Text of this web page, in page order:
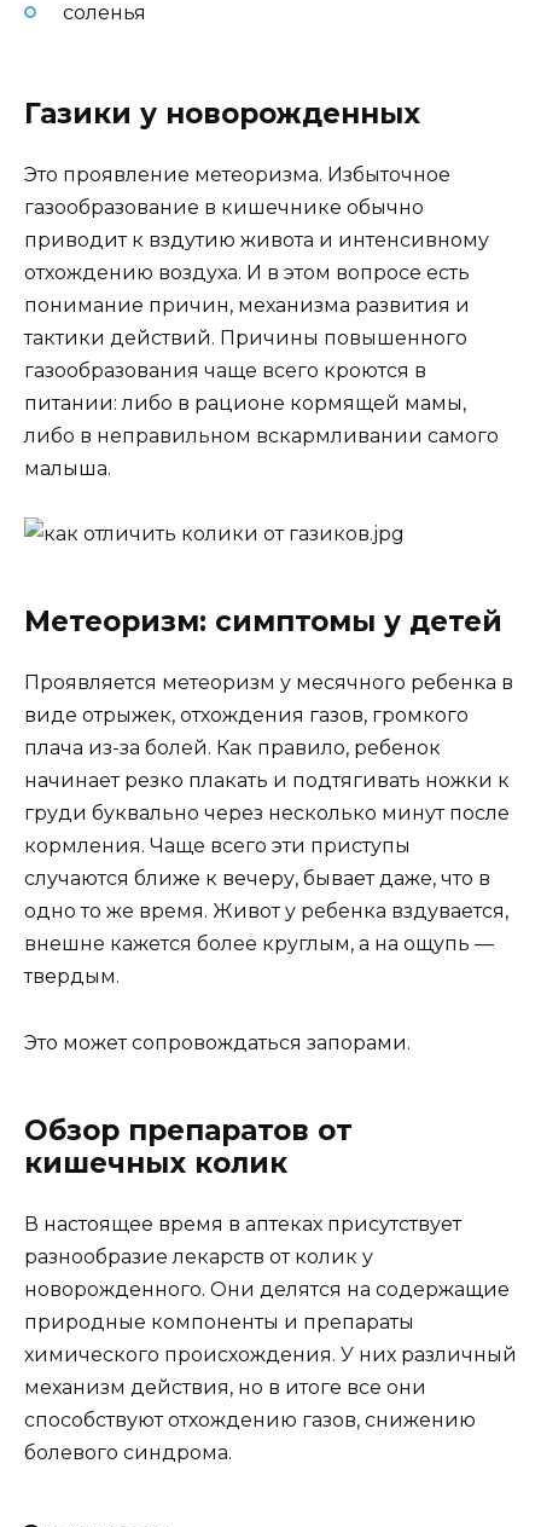
соленья
Газики у новорожденных
Это проявление метеоризма. Избыточное
газообразование в кишечнике обычно
приводит к вздутию живота и интенсивному
отхождению воздуха. И в этом вопросе есть
понимание причин, механизма развития и
тактики действий. Причины повышенного
газообразования чаще всего кроются в
питании: либо в рационе кормящей мамы,
либо в неправильном вскармливании самого
малыша.
Метеоризм: симптомы у детей
Проявляется метеоризм у месячного ребенка в
виде отрыжек, отхождения газов, громкого
плача из-за болей. Как правило, ребенок
начинает резко плакать и подтягивать ножки к
груди буквально через несколько минут после
кормления. Чаще всего эти приступы
случаются ближе к вечеру, бывает даже, что в
одно то же время. Живот у ребенка вздувается,
внешне кажется более круглым, а на ощупь —
твердым.
Это может сопровождаться запорами.
Обзор препаратов от
кишечных колик
В настоящее время в аптеках присутствует
разнообразие лекарств от колик у
новорожденного. Они делятся на содержащие
природные компоненты и препараты
химического происхождения. У них различный
механизм действия, но в итоге все они
способствуют отхождению газов, снижению
болевого синдрома.